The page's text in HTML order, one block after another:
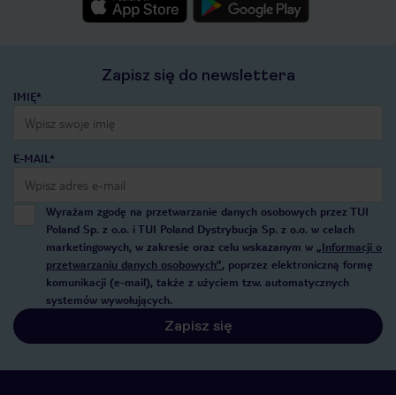
Zapisz się do newslettera
IMIĘ*
E-MAIL*
Wyrażam zgodę na przetwarzanie danych osobowych przez TUI
Poland Sp. z o.o. i TUI Poland Dystrybucja Sp. z o.o. w celach
marketingowych, w zakresie oraz celu wskazanym w „Informacji o
przetwarzaniu danych osobowych”, poprzez elektroniczną formę
komunikacji (e-mail), także z użyciem tzw. automatycznych
systemów wywołujących.
Zapisz się